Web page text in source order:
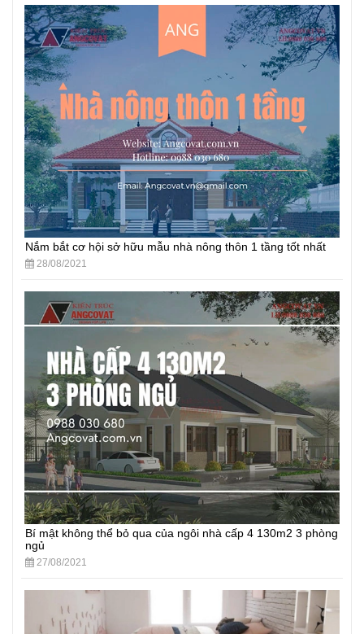
Nắm bắt cơ hội sở hữu mẫu nhà nông thôn 1 tầng tốt nhất
28/08/2021
Bí mật không thể bỏ qua của ngôi nhà cấp 4 130m2 3 phòng
ngủ
27/08/2021